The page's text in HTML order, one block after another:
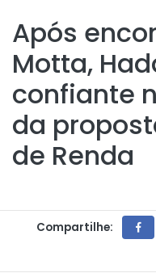
Após
Motta,
confiante
da
de Renda
Compartilhe: